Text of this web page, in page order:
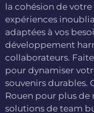
la cohésion de
expériences
adaptées à vos
développement
collaborateurs.
pour dynamiser
souvenirs durables.
Rouen pour plus de
solutions de team